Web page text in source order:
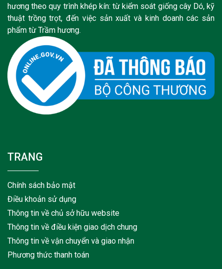
hương theo quy trình khép kín: từ kiểm soát giống cây Dó, kỹ
thuật trồng trọt, đến việc sản xuất và kinh doanh các sản
phẩm từ Trầm hương.
TRANG
Chính sách bảo mật
Điều khoản sử dụng
Thông tin về chủ sở hữu website
Thông tin về điều kiện giao dịch chung
Thông tin về vận chuyển và giao nhận
Phương thức thanh toán